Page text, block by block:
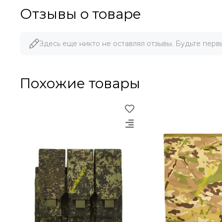
Отзывы о товаре
Здесь еще никто не оставлял отзывы. Будьте
Похожие товары